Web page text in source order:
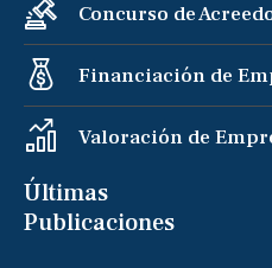
Concurso de
Financiación de
Valoración de
Últimas
Publicaciones